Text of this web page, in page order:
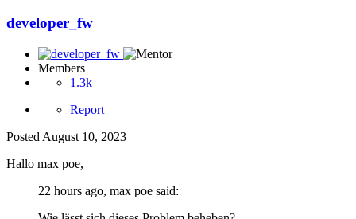
developer_fw
Members
1.3k
Report
Posted August 10, 2023
Hallo max poe,
22 hours ago, max poe said: